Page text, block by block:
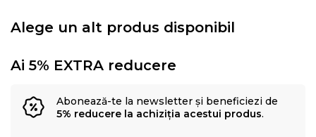
Alege un alt produs disponibil
Ai 5% EXTRA reducere
Abonează-te la newsletter și beneficiezi de
5% reducere la achiziția acestui produs.